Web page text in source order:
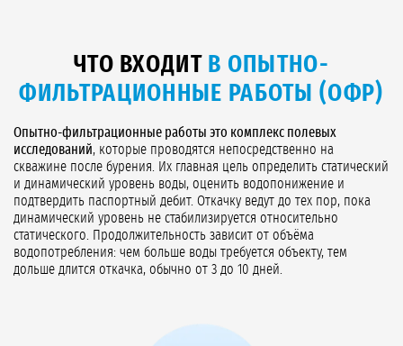
ЧТО ВХОДИТ В ОПЫТНО-
ФИЛЬТРАЦИОННЫЕ РАБОТЫ (ОФР)
Опытно-фильтрационные работы это комплекс полевых
исследований, которые проводятся непосредственно на
скважине после бурения. Их главная цель определить статический
и динамический уровень воды, оценить водопонижение и
подтвердить паспортный дебит. Откачку ведут до тех пор, пока
динамический уровень не стабилизируется относительно
статического. Продолжительность зависит от объёма
водопотребления: чем больше воды требуется объекту, тем
дольше длится откачка, обычно от 3 до 10 дней.